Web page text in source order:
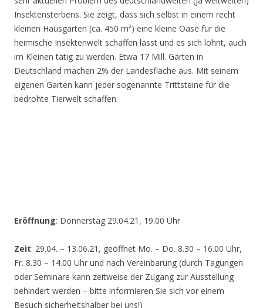
Insektensterbens. Sie zeigt, dass sich selbst in einem recht
kleinen Hausgarten (ca. 450 m²) eine kleine Oase für die
heimische Insektenwelt schaffen lässt und es sich lohnt, auch
im Kleinen tätig zu werden. Etwa 17 Mill. Gärten in
Deutschland machen 2% der Landesfläche aus. Mit seinem
eigenen Garten kann jeder sogenannte Trittsteine für die
bedrohte Tierwelt schaffen.
Eröffnung: Donnerstag 29.04.21, 19.00 Uhr
Zeit: 29.04. – 13.06.21, geöffnet Mo. – Do. 8.30 – 16.00 Uhr,
Fr. 8.30 – 14.00 Uhr und nach Vereinbarung (durch Tagungen
oder Seminare kann zeitweise der Zugang zur Ausstellung
behindert werden – bitte informieren Sie sich vor einem
Besuch sicherheitshalber bei uns!)